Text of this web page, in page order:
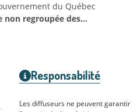
du Québec
non regroupée des...
Responsabilité
Les diffuseurs ne peuvent garantir